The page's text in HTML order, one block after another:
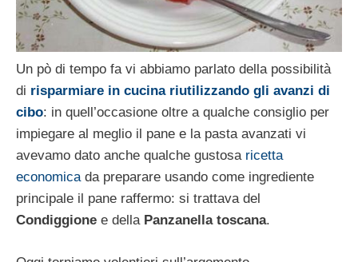
Un pò di tempo fa vi abbiamo parlato della possibilità
di risparmiare in cucina riutilizzando gli avanzi di
cibo: in quell’occasione oltre a qualche consiglio per
impiegare al meglio il pane e la pasta avanzati vi
avevamo dato anche qualche gustosa ricetta
economicada preparare usando come ingrediente
principale il pane raffermo: si trattava del
Condiggione e della Panzanella toscana.